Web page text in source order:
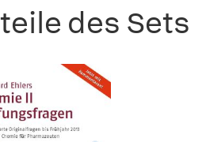
des Sets